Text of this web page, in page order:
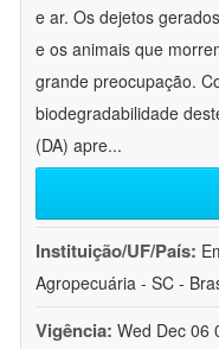
e ar. Os dejetos
e os animais que
grande preocupação.
biodegradabilidade
(DA) apre...
Instituição/UF/País:
Agropecuária - SC -
Vigência: Wed Dec 06